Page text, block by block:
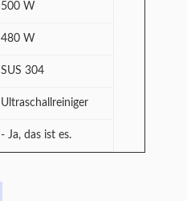
500 W
480 W
SUS 304
Ultraschallreiniger
- Ja, das ist es.